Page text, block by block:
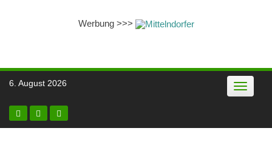
Werbung >>>
Skip
6. August 2026 Toggle